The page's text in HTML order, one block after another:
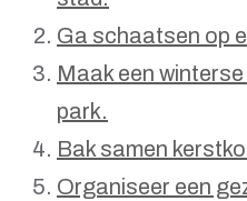
Ga schaatsen op
Maak een
park.
Bak samen
Organiseer een